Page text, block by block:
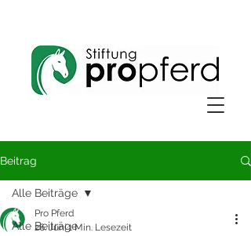
Beitrag
Alle Beiträge
Alle Beiträge
Pro Pferd
26. Juni1 Min. Lesezeit